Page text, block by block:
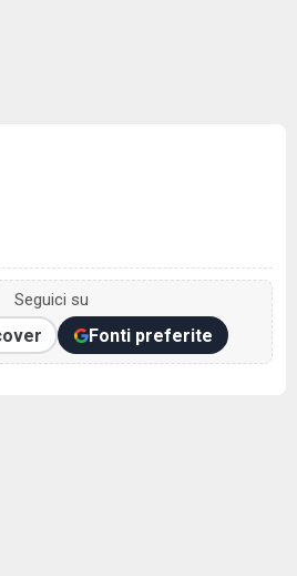
Seguici su
Fonti preferite